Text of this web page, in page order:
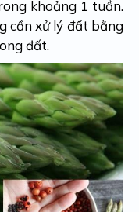
khoảng 1 tuần.
cần xử lý đất bằng
đất.